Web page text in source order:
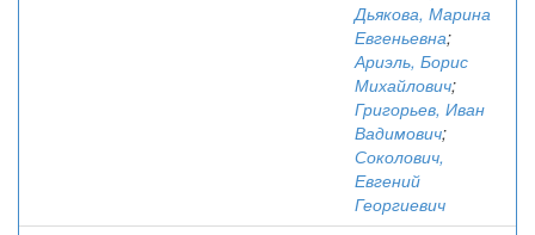
Дьякова, Марина
Евгеньевна;
Ариэль, Борис
Михайлович;
Григорьев, Иван
Вадимович;
Соколович,
Евгений
Георгиевич